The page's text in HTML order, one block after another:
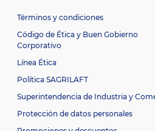
Términos y condiciones
Código de Ética y Buen Gobierno
Corporativo
Línea Ética
Política SAGRILAFT
Superintendencia de Industria y
Protección de datos personales